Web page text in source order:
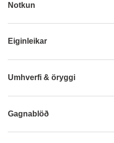
Notkun
Eiginleikar
Umhverfi & öryggi
Gagnablöð